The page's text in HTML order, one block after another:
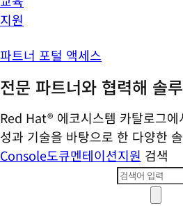
지원
파트너 포털 액세스
전문 파트너와 협력해 솔
Red Hat® 에코시스템 카탈로그
성과 기술을 바탕으로 한 다양한
Console도큐멘테이션지원 검색